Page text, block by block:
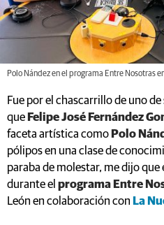
Polo Nández en el programa Entre Nosotras
Fue por el chascarrillo de uno
que Felipe José Fernández
faceta artística como Polo
pólipos en una clase de
paraba de molestar, me dijo
durante el programa Entre
León en colaboración con La